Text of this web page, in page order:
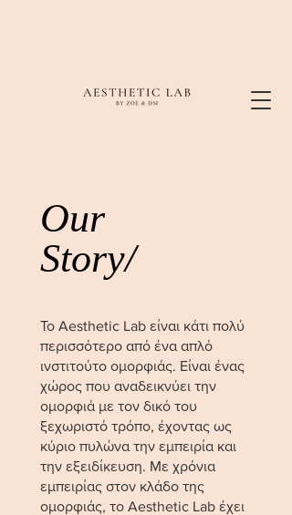
Our
Story/
Το Aesthetic Lab είναι κάτι πολύ
περισσότερο από ένα απλό
ινστιτούτο ομορφιάς. Είναι ένας
χώρος που αναδεικνύει την
ομορφιά με τον δικό του
ξεχωριστό τρόπο, έχοντας ως
κύριο πυλώνα την εμπειρία και
την εξειδίκευση. Με χρόνια
εμπειρίας στον κλάδο της
ομορφιάς, το Aesthetic Lab έχει